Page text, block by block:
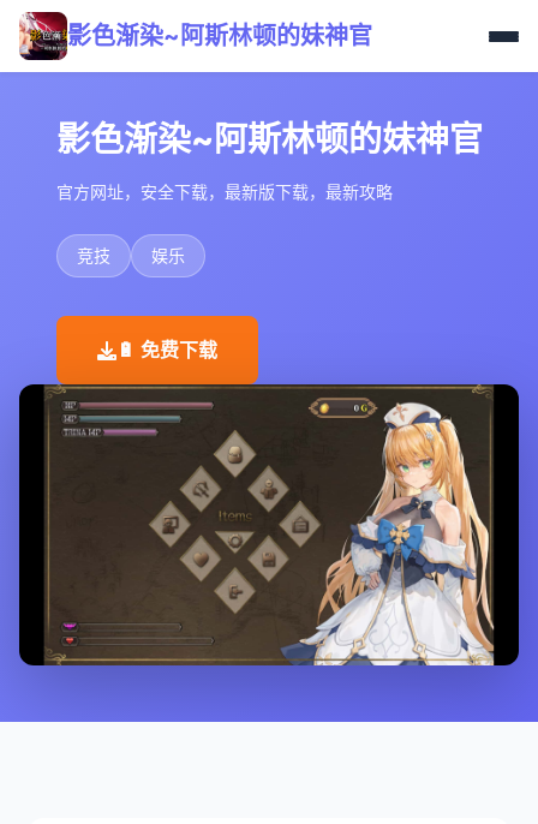
影色渐染~阿斯林顿的妹神官
影色渐染~阿斯林顿的妹神官
官方网址，安全下载，最新版下载，最新攻略
竞技 娱乐
🔋 免费下载